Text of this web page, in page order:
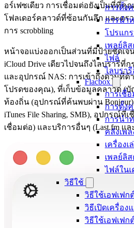
การตั้ง
การนำ
โปรแก
เพลย์ลิ
ไฟล์
ไลบรา
Flacbox
การเชื่
การตั้ง
การนำ
คลังเพล
เครื่องเ
เพลย์ลิ
ไฟล์ในเ
วิธีใช้
วิธีใช้เอฟเฟกต์
วิธีเปิดเครื่อง
วิธีใช้เอฟเฟก
อร์เฟซเดียว การเชื่อมต่อยังเป็นที่ที่คุ
โฟลเดอร์คลาวด์ที่ซ้อนกันลึก และตร
การ scrobbling
หน้าจอแบ่งออกเป็นส่วนที่มีป้ายชัดเจ
iCloud Drive เดียวไปจนถึงไลบรารีที่
และอุปกรณ์ NAS: การเข้าถึงด่วนที่ด้
โปรดของคุณ), ที่เก็บข้อมูลคลาวด์ (
ท้องถิ่น (อุปกรณ์ที่ค้นพบผ่าน
iTunes File Sharing, SMB), อุปกรณ์ที่
เชื่อมต่อ) และบริการอื่นๆ (Last.fm แ